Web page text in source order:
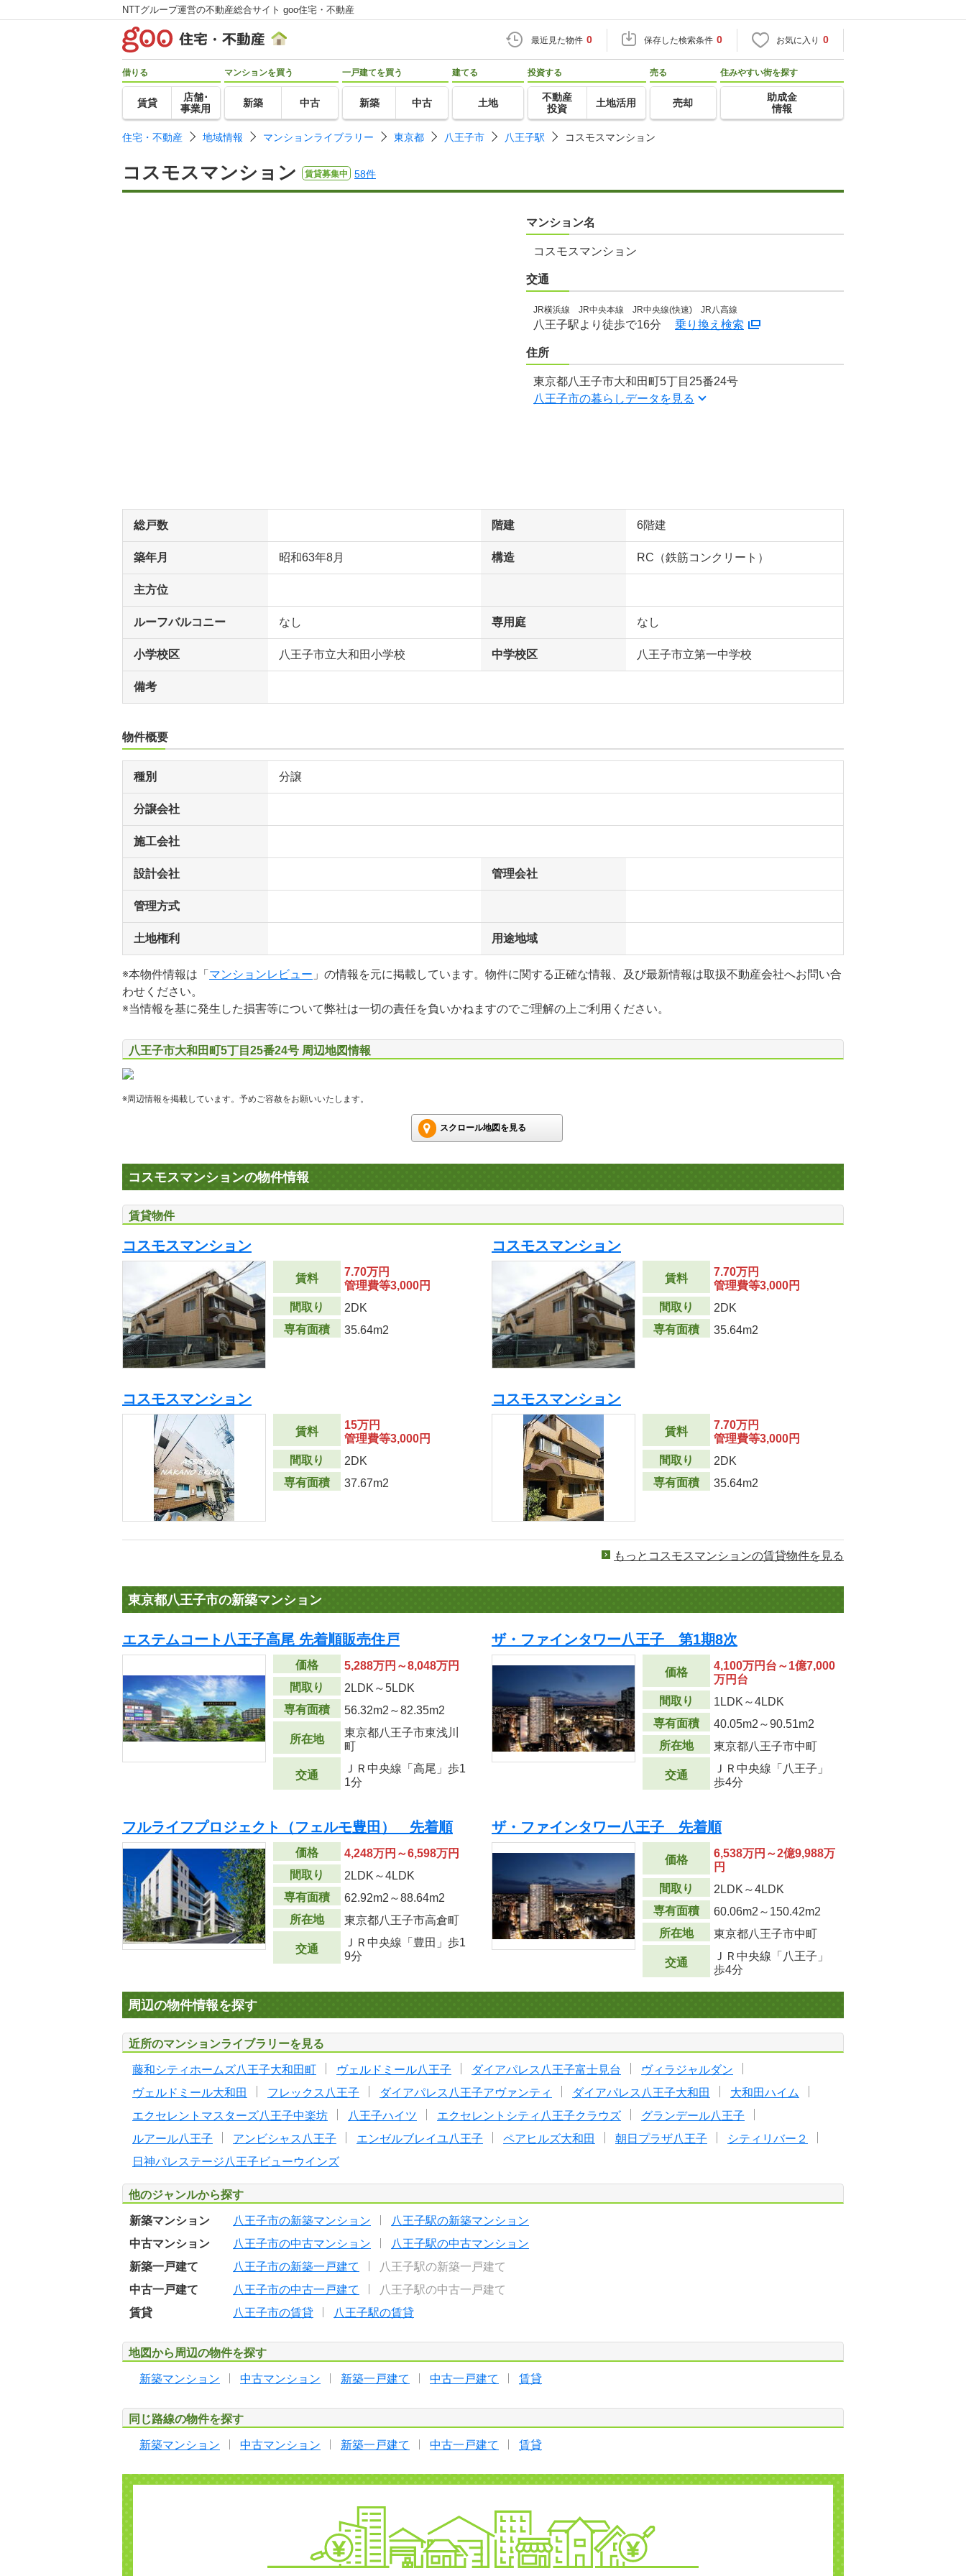
NTTグループ運営の不動産総合サイト goo住宅・不動産
最近見た物件 0 保存した検索条件 0 お気に入り 0
借りる
賃貸
店舗･
事業用
マンションを買う
新築 中古
一戸建てを買う
新築 中古
建てる
土地
投資する
不動産
投資
土地活用
売る
売却
住みやすい街を探す
助成金
情報
住宅・不動産 地域情報 マンションライブラリー 東京都 八王子市 八王子駅 コスモスマンション
コスモスマンション 賃貸募集中 58件
マンション名
コスモスマンション
交通
JR横浜線 JR中央本線 JR中央線(快速) JR八高線
八王子駅より徒歩で16分 乗り換え検索
住所
東京都八王子市大和田町5丁目25番24号
八王子市の暮らしデータを見る
総戸数 階建 6階建
築年月 昭和63年8月 構造 RC（鉄筋コンクリート）
主方位
ルーフバルコニー なし 専用庭 なし
小学校区 八王子市立大和田小学校 中学校区 八王子市立第一中学校
備考
物件概要
種別 分譲
分譲会社
施工会社
設計会社 管理会社
管理方式
土地権利 用途地域
※本物件情報は「 マンションレビュー 」の情報を元に掲載しています。物件に関する正確な情報、及び最新情報は取扱不動産会社へお問い合
わせください。
※当情報を基に発生した損害等について弊社は一切の責任を負いかねますのでご理解の上ご利用ください。
八王子市大和田町5丁目25番24号 周辺地図情報
※周辺情報を掲載しています。予めご容赦をお願いいたします。
スクロール地図を見る
コスモスマンションの物件情報
賃貸物件
コスモスマンション
賃料
7.70万円
管理費等3,000円
間取り
2DK
専有面積
35.64m2
コスモスマンション
賃料
7.70万円
管理費等3,000円
間取り
2DK
専有面積
35.64m2
コスモスマンション
賃料
15万円
管理費等3,000円
間取り
2DK
専有面積
37.67m2
コスモスマンション
賃料
7.70万円
管理費等3,000円
間取り
2DK
専有面積
35.64m2
もっとコスモスマンションの賃貸物件を見る
東京都八王子市の新築マンション
エステムコート八王子高尾 先着順販売住戸
価格
5,288万円～8,048万円
間取り
2LDK～5LDK
専有面積
56.32m2 ～82.35m2
所在地
東京都八王子市東浅川
町
交通
ＪＲ中央線「高尾」歩1
1分
ザ・ファインタワー八王子 第1期8次
価格
4,100万円台～1億7,000
万円台
間取り
1LDK～4LDK
専有面積
40.05m2 ～90.51m2
所在地
東京都八王子市中町
交通
ＪＲ中央線「八王子」
歩4分
フルライフプロジェクト（フェルモ豊田） 先着順
価格
4,248万円～6,598万円
間取り
2LDK～4LDK
専有面積
62.92m2 ～88.64m2
所在地
東京都八王子市高倉町
交通
ＪＲ中央線「豊田」歩1
9分
ザ・ファインタワー八王子 先着順
価格
6,538万円～2億9,988万
円
間取り
2LDK～4LDK
専有面積
60.06m2 ～150.42m2
所在地
東京都八王子市中町
交通
ＪＲ中央線「八王子」
歩4分
周辺の物件情報を探す
近所のマンションライブラリーを見る
藤和シティホームズ八王子大和田町 ヴェルドミール八王子 ダイアパレス八王子富士見台
ヴィラジャルダン
ヴェルドミール大和田
フレックス八王子 ダイアパレス八王子アヴァンティ ダイアパレス八王子大和田
大和田ハイム
エクセレントマスターズ八王子中楽坊
八王子ハイツ エクセレントシティ八王子クラウズ
グランデール八王子
ルアール八王子
アンビシャス八王子 エンゼルブレイユ八王子 ペアヒルズ大和田 朝日プラザ八王子
シティリバー２
日神パレステージ八王子ビューウインズ
他のジャンルから探す
新築マンション 八王子市の新築マンション
八王子駅の新築マンション
中古マンション
八王子市の中古マンション
八王子駅の中古マンション
新築一戸建て
八王子市の新築一戸建て
八王子駅の新築一戸建て
中古一戸建て
八王子市の中古一戸建て
八王子駅の中古一戸建て
賃貸
八王子市の賃貸 八王子駅の賃貸
地図から周辺の物件を探す
新築マンション 中古マンション 新築一戸建て 中古一戸建て 賃貸
同じ路線の物件を探す
新築マンション 中古マンション 新築一戸建て 中古一戸建て 賃貸